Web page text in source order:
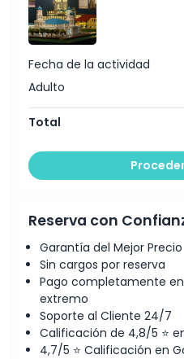
Exclusiones
Política de Cancelación
Fecha de la actividad
Adulto
Total
Reserva con
Garantía del Mejor Precio
Sin cargos por reserva
Pago completamente
extremo
Soporte al Cliente 24/7
Calificación de 4,8/5 ⭐
4,7/5 ⭐ Calificación en